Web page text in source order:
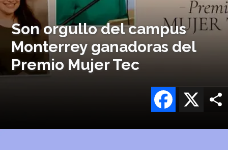
Son orgullo del campus
Monterrey ganadoras del
Premio Mujer Tec
X
Facebook